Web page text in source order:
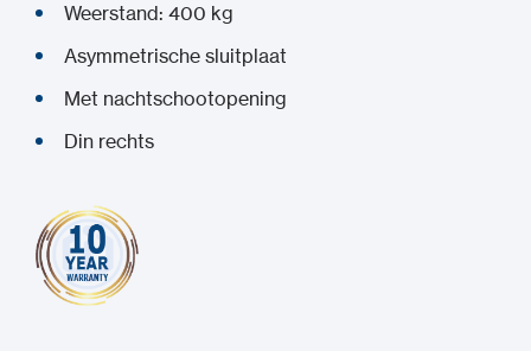
Weerstand: 400 kg
Asymmetrische sluitplaat
Met nachtschootopening
Din rechts